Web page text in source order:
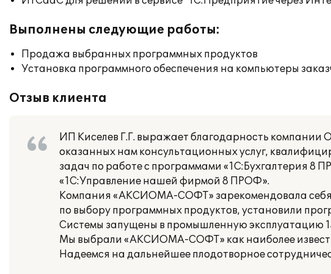
Выполнены следующие работы:
Продажа выбранных программных продуктов
Установка программного обеспечения на компьютеры
Отзыв клиента
ИП Киселев Г.Г. выражает благодарность
оказанных нам консультационных услуг,
задач по работе с программами «1С:Бухгалтерия 8
«1С:Управление нашей фирмой 8 ПРОФ».
Компания «АКСИОМА-СОФТ» зарекомендовала
по выбору программных продуктов, установили
Системы запущены в промышленную эксплуатацию
Мы выбрали «АКСИОМА-СОФТ» как наиболее
Надеемся на дальнейшее плодотворное